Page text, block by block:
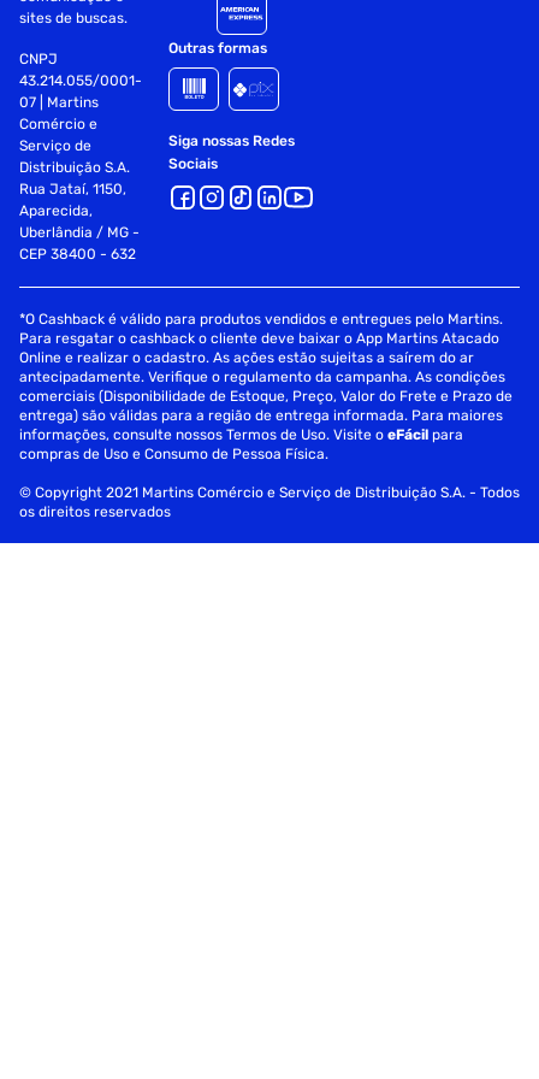
sites de buscas.
CNPJ
43.214.055/0001-
07 | Martins
Comércio e
Serviço de
Distribuição S.A.
Rua Jataí, 1150,
Aparecida,
Uberlândia / MG -
CEP 38400 - 632
Outras formas
Siga nossas Redes
Sociais
*O Cashback é válido para produtos vendidos e entregues pelo Martins.
Para resgatar o cashback o cliente deve baixar o App Martins Atacado
Online e realizar o cadastro. As ações estão sujeitas a saírem do ar
antecipadamente. Verifique o regulamento da campanha. As condições
comerciais (Disponibilidade de Estoque, Preço, Valor do Frete e Prazo de
entrega) são válidas para a região de entrega informada. Para maiores
informações, consulte nossos Termos de Uso. Visite oeFácil para
compras de Uso e Consumo de Pessoa Física.
© Copyright 2021 Martins Comércio e Serviço de Distribuição S.A. - Todos
os direitos reservados